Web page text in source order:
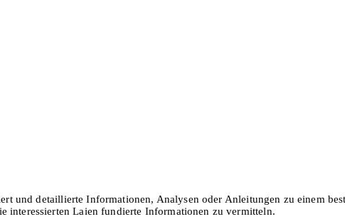
und detaillierte Informationen, Analysen oder Anleitungen zu einem
interessierten Laien fundierte Informationen zu vermitteln.